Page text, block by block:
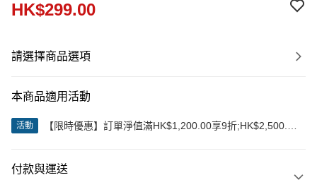
HK$299.00
請選擇商品選項
本商品適用活動
活動
【限時優惠】訂單淨值滿HK$1,200.00享9折;HK$2,500.00
付款與運送